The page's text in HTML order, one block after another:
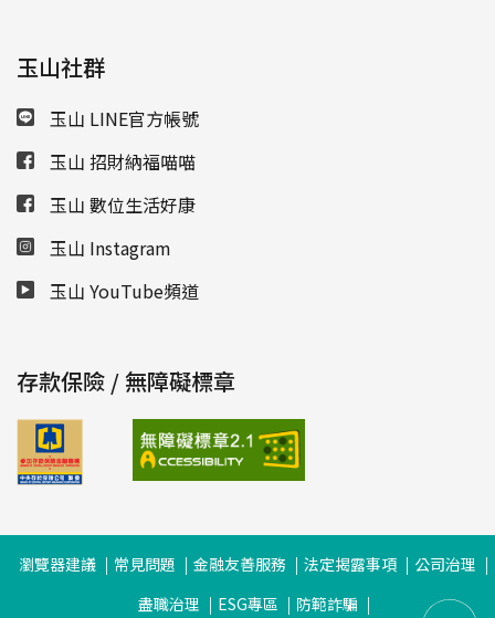
玉山社群
玉山 LINE官方帳號
玉山 招財納福喵喵
玉山 數位生活好康
玉山 Instagram
玉山 YouTube頻道
存款保險 / 無障礙標章
瀏覽器建議 常見問題 金融友善服務 法定揭露事項
公司治理
盡職治理
ESG專區 防範詐騙